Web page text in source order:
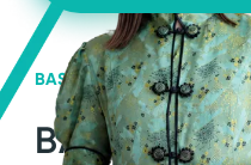
BASEの強み
BASEが強